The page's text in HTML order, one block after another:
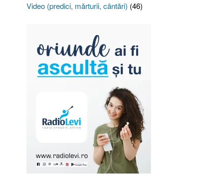
Video (predici, mărturii, cântări) (46)